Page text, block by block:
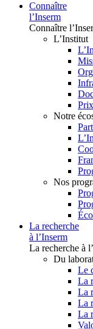
Connaître
l’Inserm
Connaître
L’Institut
Notre
Nos
La recherche
à l’Inserm
La recherche à
Du
Le
La
La
La
La